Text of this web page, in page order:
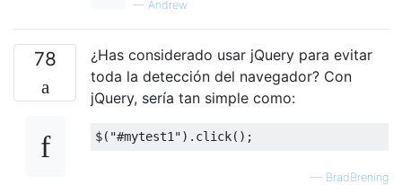
— Andrew
78
¿Has considerado usar jQuery para evitar
toda la detección del navegador? Con
jQuery, sería tan simple como:
$( "#mytest1"). click();
— BradBrening